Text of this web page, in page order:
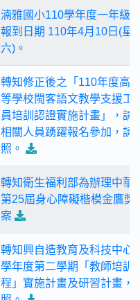
湳雅國小110學年度一年級
報到日期 110年4月10日(星
六)。
轉知修正後之「110年度高
等學校閩客語文教學支援工
員培訓認證實施計畫」，請
相關人員踴躍報名參加，請
照。
轉知衛生福利部為辦理中華
第25屆身心障礙楷模金鷹獎
案
轉知興自造教育及科技中心
學年度第二學期「教師培訓
程」實施計畫及研習計畫，